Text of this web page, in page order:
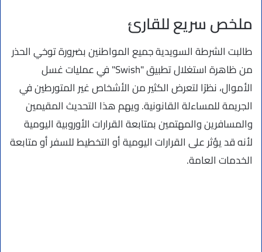
ملخص سريع للقارئ
طالبت الشرطة السويدية جميع المواطنين بضرورة توخي الحذر
من ظاهرة استغلال تطبيق "Swish" في عمليات غسل
الأموال، نظرًا لتعرض الكثير من الأشخاص غير المتورطين في
الجريمة للمساءلة القانونية. ويهم هذا التحديث المقيمين
والمسافرين والمهتمين بمتابعة القرارات الأوروبية اليومية
لأنه قد يؤثر على القرارات اليومية أو التخطيط للسفر أو متابعة
الخدمات العامة.